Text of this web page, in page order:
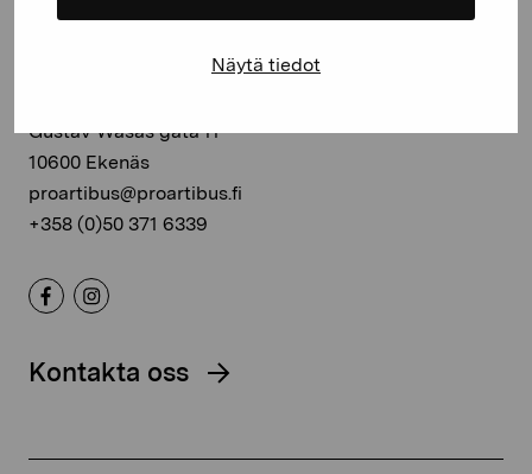
Näytä tiedot
Stiftelsen Pro Artibus
Gustav Wasas gata 11
10600 Ekenäs
proartibus@proartibus.fi
+358 (0)50 371 6339
Kontakta oss